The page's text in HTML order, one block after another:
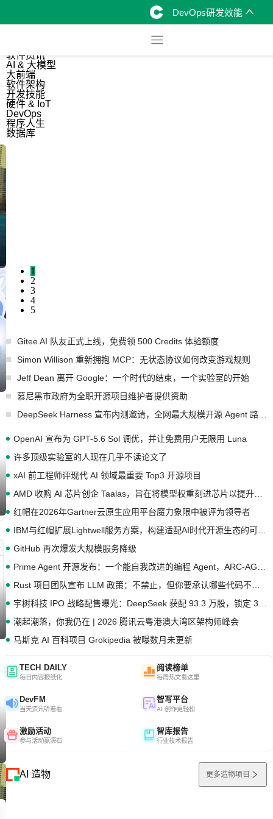
DevOps研发效能
软件资讯
AI & 大模型
大前端
软件架构
开发技能
硬件 & IoT
DevOps
程序人生
数据库
1
2
3
4
5
Gitee AI 队友正式上线，免费领 500 Credits 体验额度
Simon Willison 重新拥抱 MCP：无状态协议如何改变游戏规则
Jeff Dean 离开 Google：一个时代的结束，一个实验室的开始
慕尼黑市政府为全职开源项目维护者提供资助
OpenAI 宣布为 GPT-5.6 Sol 调优，并让免费用户无限用 Luna
许多顶级实验室的人现在几乎不读论文了
xAI 前工程师评现代 AI 领域最重要 Top3 开源项目
红帽在2026年Gartner云原生应用平台魔力象限中被评为领导者
GitHub 再次爆发大规模服务降级
潮起潮落，你我仍在 | 2026 腾讯云粤港澳大湾区架构师峰会
马斯克 AI 百科项目 Grokipedia 被曝数月未更新
TECH DAILY
每日内容报纸化
阅读榜单
每周热文看这里
DevFM
当天资讯听着看
智写平台
AI 创作更轻松
激励活动
参与活动赢源石
智库报告
行业技术报告
AI 造物 更多造物项目